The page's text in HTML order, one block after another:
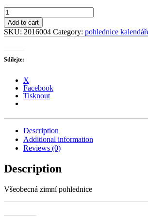
Malá
Morávka
quantity
Add to cart
SKU: 2016004 Category: pohlednice
Sdílejte:
X
Facebook
Tisknout
Description
Additional information
Reviews (0)
Description
Všeobecná zimní pohlednice